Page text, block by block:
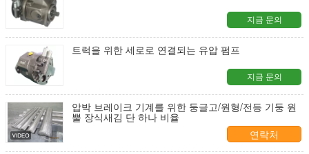
지금 문의
트럭을 위한 세로로 연결되는 유압 펌프
지금 문의
압박 브레이크 기계를 위한 둥글고/원형/전등 기둥 원
뿔 장식새김 단 하나 비율
연락처